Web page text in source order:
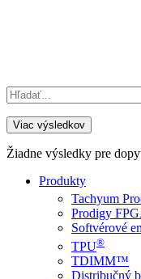
Viac výsledkov
Žiadne výsledky pre
Produkty
Tachyum
Prodigy
Softvérové
TPU®
TDIMM™
Distribučný